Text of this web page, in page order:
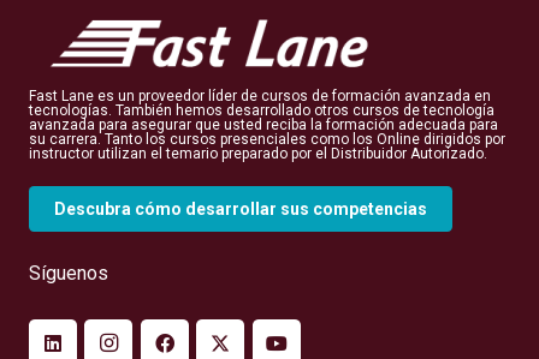
Fast Lane es un proveedor líder de cursos de formación avanzada en
tecnologías. También hemos desarrollado otros cursos de tecnología
avanzada para asegurar que usted reciba la formación adecuada para
su carrera. Tanto los cursos presenciales como los Online dirigidos por
instructor utilizan el temario preparado por el Distribuidor Autorizado.
Descubra cómo desarrollar sus competencias
Síguenos